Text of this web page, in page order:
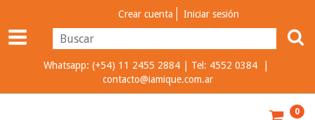
Crear cuenta Iniciar sesión
Whatsapp: (+54) 11 2455 2884 | Tel: 4552 0384 |
contacto@iamique.com.ar
0